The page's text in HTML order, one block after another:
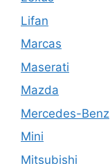
Lifan
Marcas
Maserati
Mazda
Mercedes-Benz
Mini
Mitsubishi